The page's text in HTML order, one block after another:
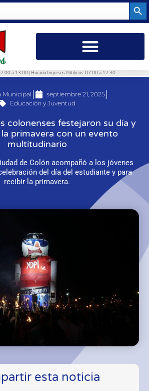
a 13:00 | Horario Ingresos Públicos: 07:00 a 17:30
Municipal
septiembre 21, 2025
Educación y Juventud
colonenses festejaron su día y
primavera con un evento
multitudinario
de Colón acompañó a los jóvenes
del día del estudiante y para
recibir la primavera.
esta noticia